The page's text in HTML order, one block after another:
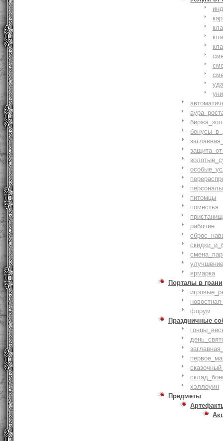
питомцы
поместья
рабочие
ярмарка
Порталы в грани
форум
Праздничные
хэллоуин
Предметы